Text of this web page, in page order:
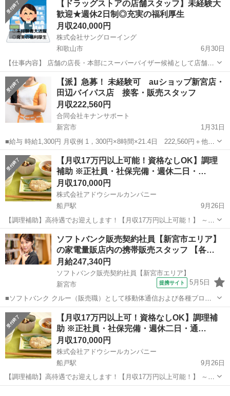
お越しください。 小人数でアットホームな雰囲気で働けます 各種手
当、健康保険、厚生年金、...
【ドラッグストアの店舗スタッフ】未経験大
歓迎★週休2日制◎充実の福利厚生
月収240,000円
株式会社サングローイング
和歌山市
6月30日
【仕事内容】 店舗の店長・本部にスーパーバイザー候補として店舗の
運営管理に関する業務や接客を担当 【具体的には】 ・商品/在庫管理
・売場作り(POP作成など) ・接客 ・スタッフのマネジメント etc ...
和歌山 和歌山市 その他 業務
【派】急募！ 未経験可 auショップ新宮店・
田辺バイパス店 接客・販売スタッフ
月収222,560円
合同会社キナンサポート
新宮市
1月31日
■給与 時給1,300円 月収例 1，300円×8時間×21.4日 222,560円＋他各
種手当あり ※経験・年齢を考慮の上、当社規定により優遇 ■勤務地
①auショップ新宮店 和歌山県新宮市...
和歌山 新宮市 その他 業務
【月収17万円以上可能！資格なしOK】調理
補助 ※正社員・社保完備・週休二日・…
月収170,000円
株式会社アドウシールカンパニー
船戸駅
9月26日
【調理補助】高待遇でお迎えします！【月収17万円以上可能！】 ～正
社員採用、各種社会保険完備、週休二日制、通勤手当あり～ 仕事内容
を丁寧にお伝えするので、すぐに活躍していただけます。 他府県から
の電車通勤、マイカー通勤...
和歌山 岩出市 船戸駅 その他
ソフトバンク販売契約社員【新宮市エリア】
の家電量販店内の携帯販売スタッフ 【各…
月給247,340円
ソフトバンク販売契約社員【新宮市エリア】
新宮市
提携サイト 5月5日
■ソフトバンク クルー（販売職）として移動体通信および各種ブロー
ドバンドサービスの提案・販売をお任せします。 【具体的な業務内
容】 ・スマートフォンなどの販売 ・新規加入やプラン変更の事務手続
き ・その他、各種商品・サービ...
和歌山 新宮市 その他
【月収17万円以上可！資格なしOK】調理補
助 ※正社員・社保完備・週休二日・通…
月収170,000円
株式会社アドウシールカンパニー
船戸駅
9月26日
【調理補助】高待遇でお迎えします！【月収17万円以上可能！】 ～正
社員採用、各種社会保険完備、週休二日制、通勤手当あり～ 仕事内容